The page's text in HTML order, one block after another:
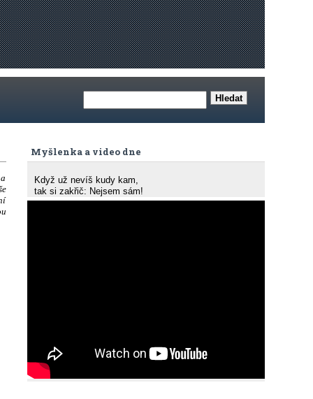
Myšlenka a video dne
Když už nevíš kudy kam,
tak si zakřič: Nejsem sám!